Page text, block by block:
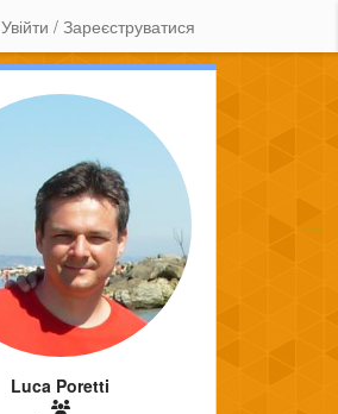
Увійти / Зареєструватися
Luca Poretti